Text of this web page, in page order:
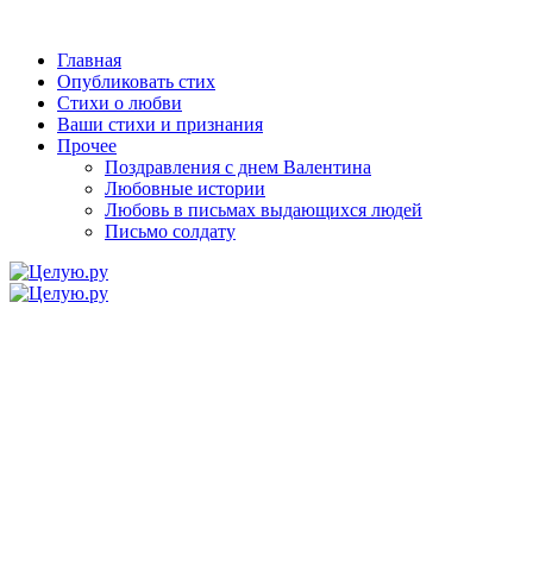
Главная
Опубликовать стих
Стихи о любви
Ваши стихи и признания
Прочее
Поздравления с днем Валентина
Любовные истории
Любовь в письмах выдающихся людей
Письмо солдату